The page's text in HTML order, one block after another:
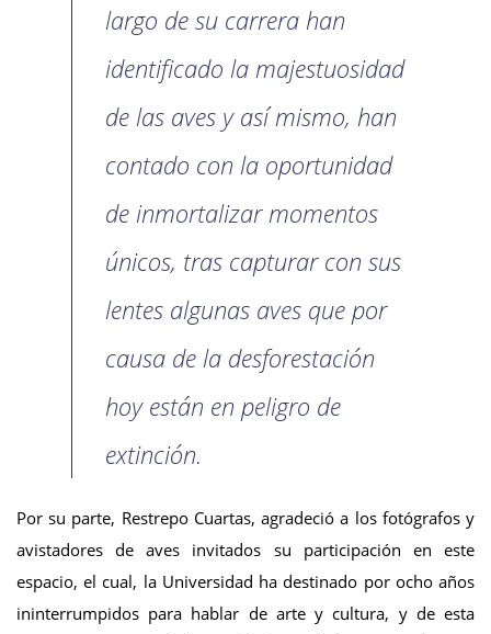
largo de su carrera han
identificado la majestuosidad
de las aves y así mismo, han
contado con la oportunidad
de inmortalizar momentos
únicos, tras capturar con sus
lentes algunas aves que por
causa de la desforestación
hoy están en peligro de
extinción.
Por su parte, Restrepo Cuartas, agradeció a los fotógrafos y
avistadores de aves invitados su participación en este
espacio, el cual, la Universidad ha destinado por ocho años
ininterrumpidos para hablar de arte y cultura, y de esta